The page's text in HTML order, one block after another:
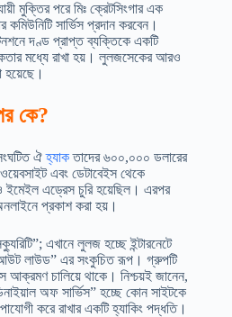
মুক্তির পরে মিঃ ক্রেটসিংগার এক
সার্ভিস প্রদান করবেন।
দণ্ড প্রাপ্ত ব্যক্তিকে একটি
মধ্যে রাখা হয়। লুলজসেকের আরও
কে?
ঐহ্যাকতাদের ৬০০,০০০ ডলারের
এবং ডেটাবেইস থেকে
ইমেইল এড্রেস চুরি হয়েছিল। এরপর
প্রকাশ করা হয়।
এখানে লুলজ হচ্ছে ইন্টারনেটে
লাউড” এর সংকুচিত রূপ। গ্রুপটি
আক্রমণ চালিয়ে থাকে। নিশ্চয়ই জানেন,
অফ সার্ভিস” হচ্ছে কোন সাইটকে
করে রাখার একটি হ্যাকিং পদ্ধতি।